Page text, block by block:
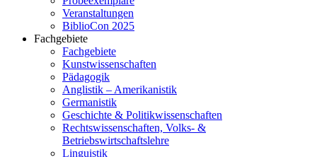
Veranstaltungen
BiblioCon 2025
Fachgebiete
Fachgebiete
Kunstwissenschaften
Pädagogik
Anglistik – Amerikanistik
Germanistik
Geschichte & Politikwissenschaften
Rechtswissenschaften, Volks- &
Betriebswirtschaftslehre
Linguistik